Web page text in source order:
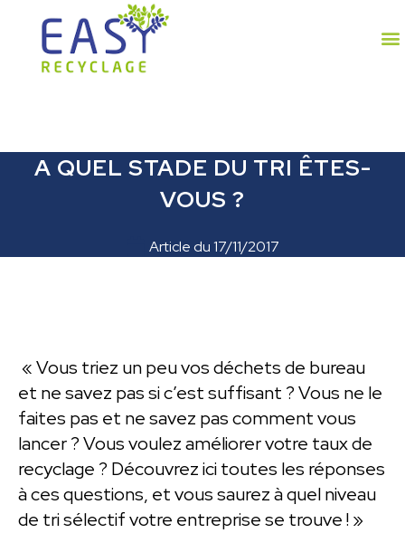
A QUEL STADE DU TRI ÊTES-
VOUS ?
Article du17/11/2017
« Vous triez un peu vos déchets de bureau
et ne savez pas si c’est suffisant ? Vous ne le
faites pas et ne savez pas comment vous
lancer ? Vous voulez améliorer votre taux de
recyclage ? Découvrez ici toutes les réponses
à ces questions, et vous saurez à quel niveau
de tri sélectif votre entreprise se trouve ! »